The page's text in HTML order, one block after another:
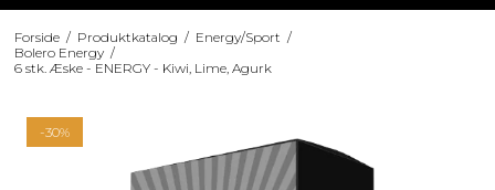
Forside / Produktkatalog / Energy/Sport /
Bolero Energy /
6 stk. Æske - ENERGY - Kiwi, Lime, Agurk
-30%